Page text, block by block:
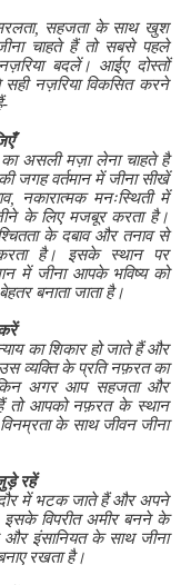
सहजता के साथ खुश
चाहते हैं तो सबसे पहले
बदलें। आईए दोस्तों
नज़रिया विकसित करने
असली मज़ा लेना चाहते है
जगह वर्तमान में जीना सीखें
नकारात्मक मनःस्थिती में
के लिए मजबूर करता है।
के दबाव और तनाव से
करता है। इसके स्थान पर
में जीना आपके भविष्य को
बनाता जाता है।
का शिकार हो जाते हैं और
व्यक्ति के प्रति नफ़रत का
अगर आप सहजता और
तो आपको नफ़रत के स्थान
के साथ जीवन जीना
रहें
में भटक जाते हैं और अपने
विपरीत अमीर बनने के
और इंसानियत के साथ जीना
रखता है।